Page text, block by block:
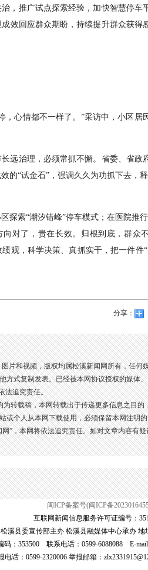
，推广试点探索经验，加快智慧停车
效回应群众期盼，持续提升群众获得
，心情都不一样了。”采访中，小区居
远治理，必须常抓不懈。省委、省政
的“试金石”，强调久久为功抓下去，
探索“潮汐错峰”停车模式；在医院推
对了，贵在长效。归根到底，群众
观，科学决策、真抓实干，把一件件
分享：
片和视频，版权均属松溪新闻网所有，任何
方式复制发表。已经被本网协议授权的媒体
法追究责任。
转载稿，本网转载出于传递更多信息之目的
个人从本网下载使用，必须保留本网注明的
”，本网将依法追究责任。如对文章内容有
闽ICP备案号(闽ICP备
互联网新闻信息服务许可证编号：
松溪县委宣传部主办 松溪县融媒体中心承办 地
码：353500 联系电话：0599-6088088 E-mail
话：0599-2320006 举报邮箱：